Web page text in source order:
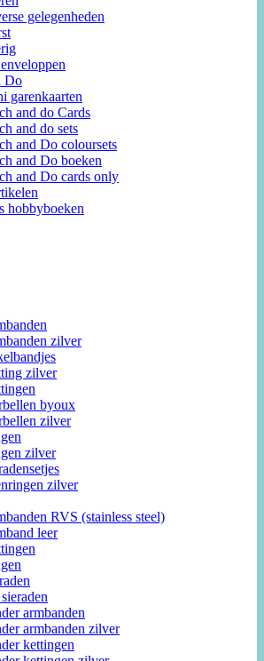
gelegenheden
Do
garenkaarten
and do Cards
and do sets
and Do coloursets
and Do boeken
and Do cards only
hobbyboeken
zilver
zilver
byoux
zilver
zilver
zilver
RVS (stainless steel)
leer
armbanden
armbanden zilver
kettingen